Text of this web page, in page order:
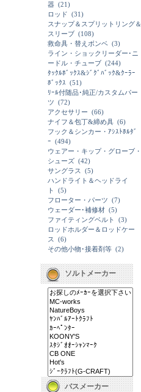
器 (21)
ロッド (31)
スナップ＆スプリットリング＆
スリーブ (108)
救命具・替えボンベ (3)
ライン・ショックリーダー･ニ
ードル・チューブ (244)
ﾀｯｸﾙﾎﾞｯｸｽ&ｼﾞｸﾞﾊﾞｯｸ&ｸｰﾗｰ
ﾎﾞｯｸｽ (51)
ﾘｰﾙ付随品･純正/カスタムパー
ツ (72)
アクセサリー (66)
ナイフ＆包丁&締め具 (6)
フック＆シンカー・ｱｼｽﾄﾎﾙﾀﾞ
ｰ (494)
ウェアー・キップ・グローブ・
シューズ (42)
サングラス
(5)
ハンドライト＆ヘッドライ
ト
(5)
フローター・パーツ (7)
ウェーダー･補修材 (5)
ファイティングベルト
(3)
ロッドホルダー＆ロッドケー
ス
(6)
その他小物･接着剤等 (2)
ソルトメーカー
バスメーカー